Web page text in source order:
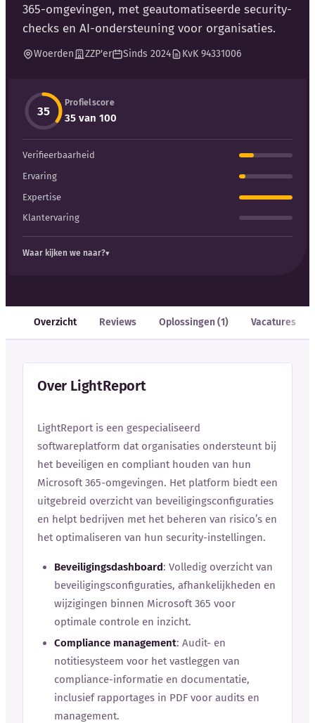
Blog
Bedrijfsupdates
Externe bronnen
Woordenboek
Auteurs
365-omgevingen, met geautomatiseerde security-
checks en AI-ondersteuning voor organisaties.
Woerden ZZP'er Sinds 2024 KvK 94331006
35
Profielscore
35 van 100
Verifieerbaarheid
Ervaring
Expertise
Klantervaring
Waar kijken we naar?
Overzicht Reviews Oplossingen (1) Vacatures
Over LightReport
LightReport is een gespecialiseerd
softwareplatform dat organisaties ondersteunt bij
het beveiligen en compliant houden van hun
Microsoft 365-omgevingen. Het platform biedt een
uitgebreid overzicht van beveiligingsconfiguraties
en helpt bedrijven met het beheren van risico’s en
het optimaliseren van hun security-instellingen.
Beveiligingsdashboard: Volledig overzicht van
beveiligingsconfiguraties, afhankelijkheden en
wijzigingen binnen Microsoft 365 voor
optimale controle en inzicht.
Compliance management: Audit- en
notitiesysteem voor het vastleggen van
compliance-informatie en documentatie,
inclusief rapportages in PDF voor audits en
management.